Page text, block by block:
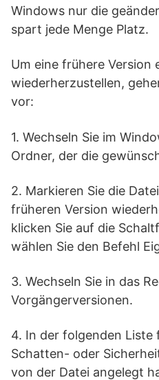
Windows nur die
spart jede Menge Platz.
Um eine frühere Version
wiederherzustellen,
vor:
1. Wechseln Sie im
Ordner, der die
2. Markieren Sie die
früheren Version
klicken Sie auf die
wählen Sie den Befehl
3. Wechseln Sie in das
Vorgängerversionen.
4. In der folgenden Liste
Schatten- oder
von der Datei angelegt